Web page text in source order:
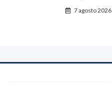
7 agosto 2026